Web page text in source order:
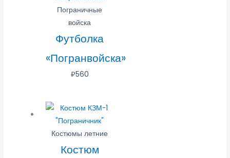
Пограничные
войска
Футболка
«Погранвойска»
₽560
Костюмы летние
Костюм